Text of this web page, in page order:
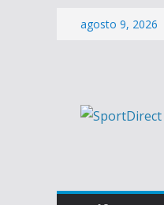
Saltaragosto 9, 2026